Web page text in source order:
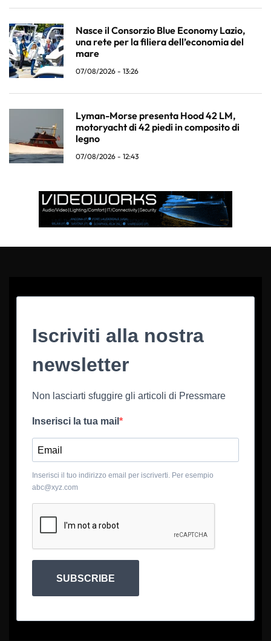
Nasce il Consorzio Blue Economy Lazio,
una rete per la filiera dell’economia del
mare
07/08/2026 - 13:26
Lyman-Morse presenta Hood 42 LM,
motoryacht di 42 piedi in composito di
legno
07/08/2026 - 12:43
Iscriviti alla nostra
newsletter
Non lasciarti sfuggire gli articoli di Pressmare
Inserisci la tua mail
Inserisci il tuo indirizzo email per iscriverti. Per esempio
abc@xyz.com
SUBSCRIBE